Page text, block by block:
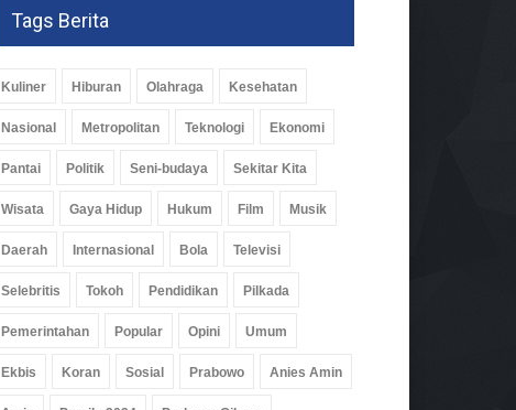
Tags Berita
Kuliner Hiburan Olahraga Kesehatan
Nasional Metropolitan Teknologi Ekonomi
Pantai Politik Seni-budaya Sekitar Kita
Wisata Gaya Hidup Hukum Film Musik
Daerah Internasional Bola Televisi
Selebritis Tokoh Pendidikan Pilkada
Pemerintahan Popular Opini Umum
Ekbis Koran Sosial Prabowo Anies Amin